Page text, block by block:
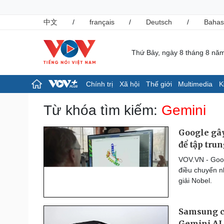
中文
/ français / Deutsch /
Thứ Bảy, ngày 8 tháng 8
Chính trị Xã hội Thế giới Multimedia
Chính trị
Tổ chức nhân sự
Nhận diện sự thật
Xã hội
Giáo dục
Dự báo thời tiết
Dấu ấn VOV
Việc làm
Tư vấn luật
Bóng đá quốc tế
Bóng đá Việt Nam
Từ khóa tìm kiếm: Gemini
Google
để tập
VOV.VN -
điều chuyển
giải Nobel.
Samsung